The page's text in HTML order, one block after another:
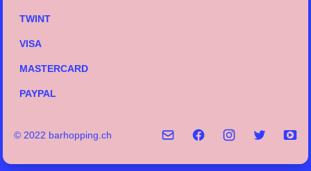
TWINT
VISA
MASTERCARD
PAYPAL
© 2022 barhopping.ch